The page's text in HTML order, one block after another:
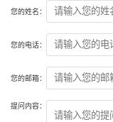
您的姓名：
您的电话：
您的邮箱：
提问内容：